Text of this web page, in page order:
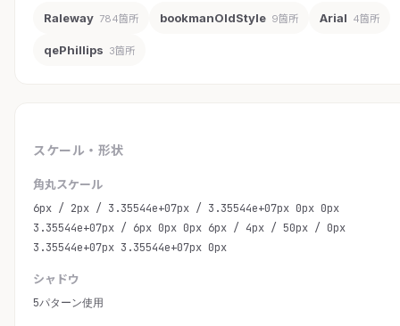
Raleway 784箇所 bookmanOldStyle 9箇所 Arial 4箇所
qePhillips 3箇所
スケール・形状
角丸スケール
6px / 2px / 3.35544e+07px / 3.35544e+07px 0px 0px
3.35544e+07px / 6px 0px 0px 6px / 4px / 50px / 0px
3.35544e+07px 3.35544e+07px 0px
シャドウ
5パターン使用